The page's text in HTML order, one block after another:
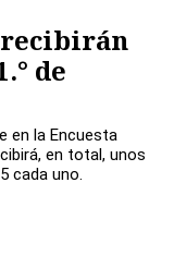
recibirán
de
en la Encuesta
en total, unos
cada uno.